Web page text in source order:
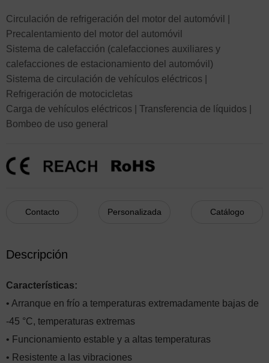
Circulación de refrigeración del motor del automóvil |
Precalentamiento del motor del automóvil
Sistema de calefacción (calefacciones auxiliares y
calefacciones de estacionamiento del automóvil)
Sistema de circulación de vehículos eléctricos |
Refrigeración de motocicletas
Carga de vehículos eléctricos | Transferencia de líquidos |
Bombeo de uso general
Contacto Personalizada Catálogo
Descripción
Características:
• Arranque en frío a temperaturas extremadamente bajas de
-45 °C, temperaturas extremas
• Funcionamiento estable y a altas temperaturas
• Resistente a las vibraciones